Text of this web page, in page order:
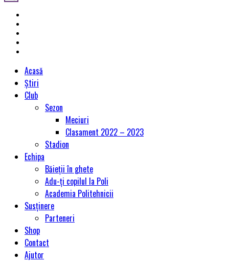
Acasă
Știri
Club
Sezon
Meciuri
Clasament 2022 – 2023
Stadion
Echipa
Băieții în ghete
Adu-ți copilul la Poli
Academia Politehnicii
Susținere
Parteneri
Shop
Contact
Ajutor